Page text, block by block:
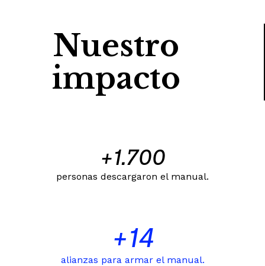
Nuestro
impacto
personas descargaron el manual.
+1.700
alianzas para armar el manual.
+14